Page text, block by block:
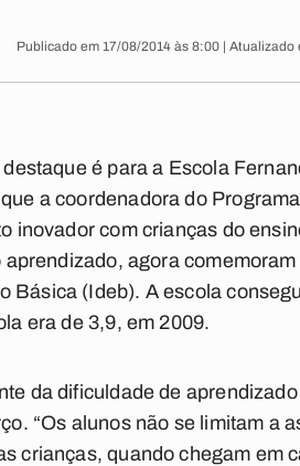
Publicado em 17/08/2014 às 8:00 |
é para a Escola
a coordenadora do
inovador com crianças do
agora
Básica (Ideb). A escola
era de 3,9, em 2009.
da dificuldade de
“Os alunos não se limitam a
crianças, quando chegam em